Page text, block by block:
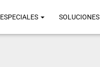
ESPECIALES SOLUCIONES